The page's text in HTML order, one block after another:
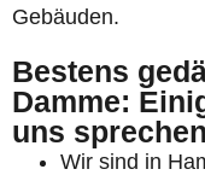
Gebäuden.
Bestens
Damme:
uns
Wir sind in